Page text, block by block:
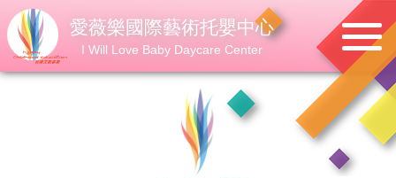
愛薇樂國際藝術托嬰中心
I Will Love Baby Daycare Center